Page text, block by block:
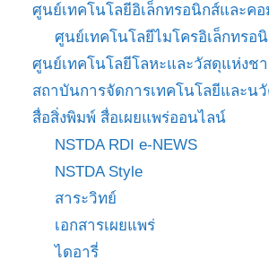
ศูนย์เทคโนโลยีอิเล็กทรอนิกส์และค
ศูนย์เทคโนโลยีไมโครอิเล็กทรอ
ศูนย์เทคโนโลยีโลหะและวัสดุแห่งช
สถาบันการจัดการเทคโนโลยีและน
สื่อสิ่งพิมพ์ สื่อเผยแพร่ออนไลน์
NSTDA RDI e-NEWS
NSTDA Style
สาระวิทย์
เอกสารเผยแพร่
ไดอารี่